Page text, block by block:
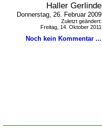
Haller Gerlinde
Donnerstag, 26. Februar 2009
Zuletzt geändert:
Freitag, 14. Oktober 2011
Noch kein Kommentar ...